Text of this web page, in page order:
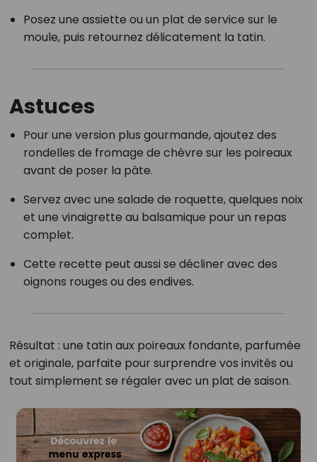
Posez une assiette ou un plat de service sur le
moule, puis retournez délicatement la tatin.
Astuces
Pour une version plus gourmande, ajoutez des
rondelles de fromage de chèvre sur les poireaux
avant de poser la pâte.
Servez avec une salade de roquette, quelques noix
et une vinaigrette au balsamique pour un repas
complet.
Cette recette peut aussi se décliner avec des
oignons rouges ou des endives.
Résultat : une tatin aux poireaux fondante, parfumée
et originale, parfaite pour surprendre vos invités ou
tout simplement se régaler avec un plat de saison.